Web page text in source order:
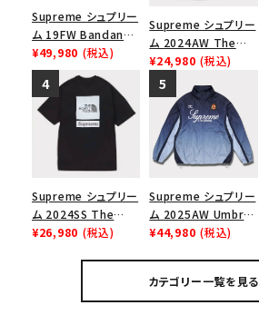
Supreme シュプリー
ム 19FW Bandana
Box Logo Tee バン
ダナボックスロゴTシ
ャツ ホワイト
¥49,980 (税込)
Supreme シュプリー
ム 2024AW The
North Face S/S
Top Tee ノースフェ
イスショートスリーブ
トップTシャツ ブラッ
ク 黒
¥24,980 (税込)
Supreme シュプリー
ム 2024SS The
North Face S/S
¥26,980 (税込)
Supreme シュプリー
ム 2025AW Umbro
Gradient Track
ジャケット ネイビー
¥44,980 (税込)
カテゴリー一覧を見る